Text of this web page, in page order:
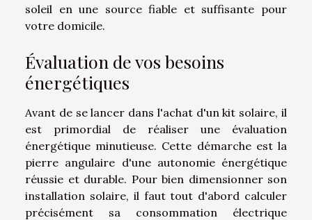
soleil en une source fiable et suffisante pour
votre domicile.
Évaluation de vos besoins
énergétiques
Avant de se lancer dans l'achat d'un kit solaire, il
est primordial de réaliser une évaluation
énergétique minutieuse. Cette démarche est la
pierre angulaire d'une autonomie énergétique
réussie et durable. Pour bien dimensionner son
installation solaire, il faut tout d'abord calculer
précisément sa consommation électrique